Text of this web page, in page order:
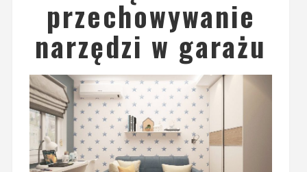
przechowywanie
narzędzi w garażu